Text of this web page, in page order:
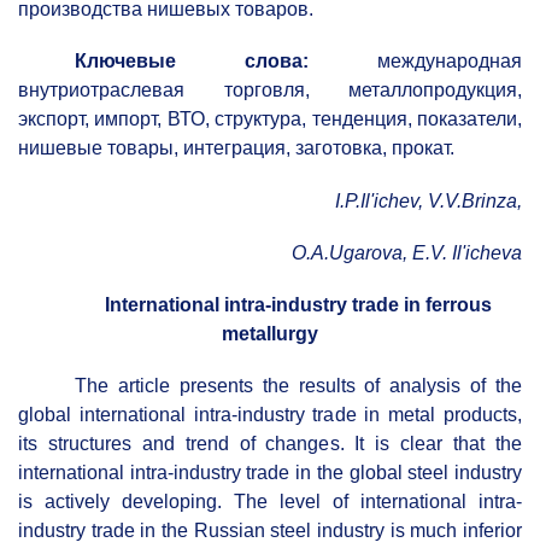
производства нишевых товаров.
Ключевые слова: международная
внутриотраслевая торговля, металлопродукция,
экспорт, импорт, ВТО, структура, тенденция, показатели,
нишевые товары, интеграция, заготовка, прокат.
I.P.Il'ichev, V.V.Brinza,
O.A.Ugarova, E.V. Il'icheva
International intra-industry trade in ferrous
metallurgy
The article presents the results of analysis of the
global international intra-industry trade in metal products,
its structures and trend of changes. It is clear that the
international intra-industry trade in the global steel industry
is actively developing. The level of international intra-
industry trade in the Russian steel industry is much inferior